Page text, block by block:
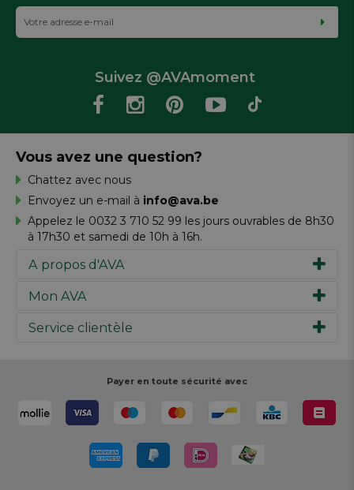
Suivez @AVAmoment
A propos d'AVA
Notre histoire
Travailler chez AVA
Mon AVA
Inspiration
Réalisez votre création
Rédiger un commentaire
Service clientèle
Votre paiement
Retour
Rappels de produits
Vous avez une question?
Chattez avec nous
Envoyez un e-mail à info@ava.be
Appelez le 0032 3 710 52 99 les jours ouvrables de 8h30
à 17h30 et samedi de 10h à 16h.
Payer en toute sécurité avec